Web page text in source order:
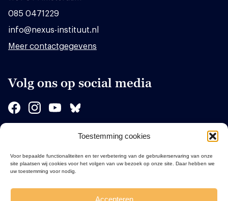
Toestemming cookies
Voor bepaalde functionaliteiten en ter verbetering van de gebruikerservaring van onze
site plaatsen wij cookies voor het volgen van uw bezoek op onze site. Daar hebben we
uw toestemming voor nodig.
Accepteren
085 0471229
info@nexus-instituut.nl
Meer contactgegevens
Volg ons op social media